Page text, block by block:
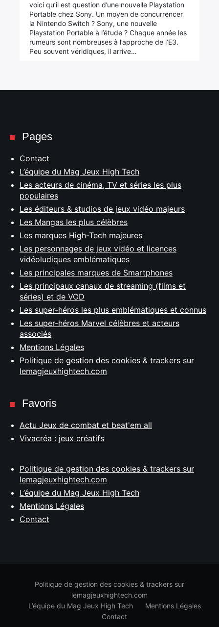
voici qu’il est question d’une nouvelle Playstation
Portable chez Sony. Un moyen de concurrencer
la Nintendo Switch ? Sony, une nouvelle
Playstation Portable à l’étude ? Chaque année les
rumeurs sont nombreuses à l’approche de l’E3.
Peu souvent véridiques, il arrive…
Pages
Contact
L’équipe du Mag Jeux High Tech
Les acteurs de cinéma, TV et séries les plus
populaires
Les éditeurs & studios de jeux vidéo majeurs
Les Mangas les plus célèbres
Les marques High-Tech majeures
Les personnages de jeux vidéo et licences
vidéoludiques emblématiques
Les principales marques de Smartphones
Les principaux canaux de streaming (films et
séries) et de VOD
Les super-héros les plus emblématiques et connus
Les super-héros Marvel célèbres et acteurs
associés
Mentions Légales
Politique de gestion des cookies & trackers sur
lemagjeuxhightech.com
Favoris
Actu Jeux de combat et beat'em all
Vivacréa : jeux créatifs
Politique de gestion des cookies & trackers sur
lemagjeuxhightech.com
L’équipe du Mag Jeux High Tech
Mentions Légales
Contact
Politique de gestion des cookies & trackers sur
lemagjeuxhightech.com
L’équipe du Mag Jeux High Tech
Mentions Légales
Contact